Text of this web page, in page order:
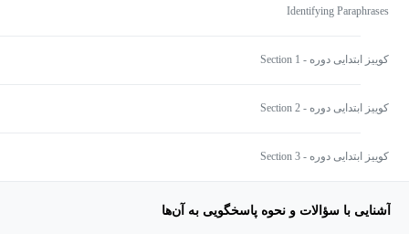
کوییز ابتدایی دوره - Section 1
کوییز ابتدایی دوره - Section 2
کوییز ابتدایی دوره - Section 3
آشنایی با سؤالات و نحوه پاسخگویی به آن‌ها